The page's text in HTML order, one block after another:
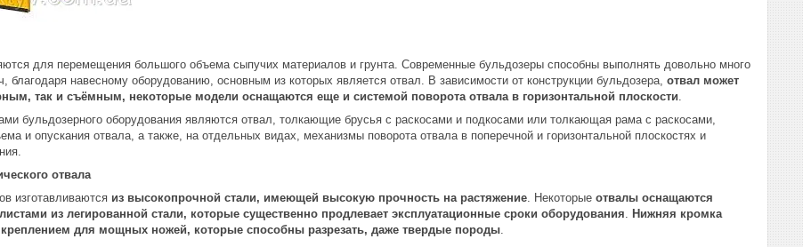
для перемещения большого объема сыпучих материалов и грунта. Современные бульдозеры способны выполнять довольно много
благодаря навесному оборудованию, основным из которых является отвал. В зависимости от конструкции бульдозера, отвал может
так и съёмным, некоторые модели оснащаются еще и системой поворота отвала в горизонтальной плоскости.
бульдозерного оборудования являются отвал, толкающие брусья с раскосами и подкосами или толкающая рама с раскосами,
и опускания отвала, а также, на отдельных видах, механизмы поворота отвала в поперечной и горизонтальной плоскостях и
отвала
изготавливаются из высокопрочной стали, имеющей высокую прочность на растяжение. Некоторые отвалы оснащаются
из легированной стали, которые существенно продлевает эксплуатационные сроки оборудования. Нижняя кромка
креплением для мощных ножей, которые способны разрезать, даже твердые породы.